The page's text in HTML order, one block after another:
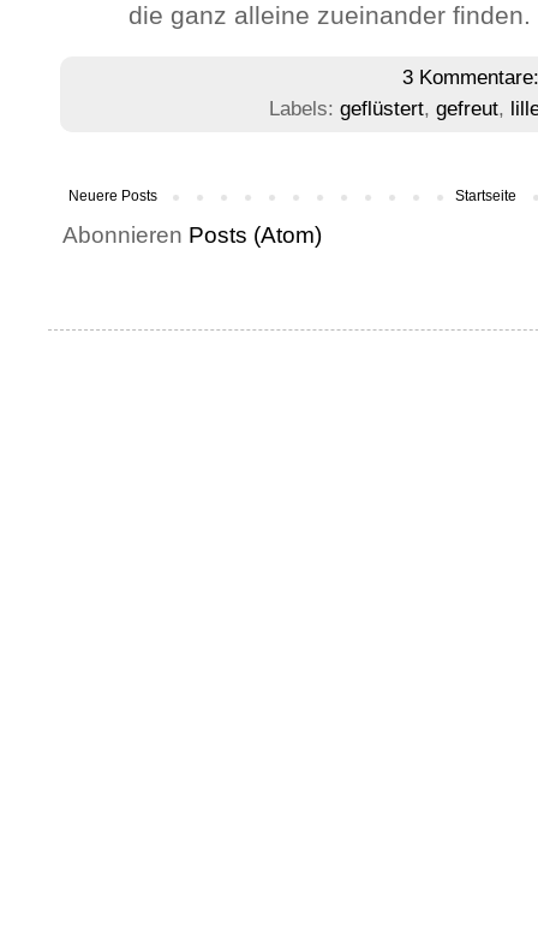
die ganz alleine zueinander
3
Labels:geflüstert,gefreut,
Neuere Posts Startseite
Abonnieren Posts (Atom)